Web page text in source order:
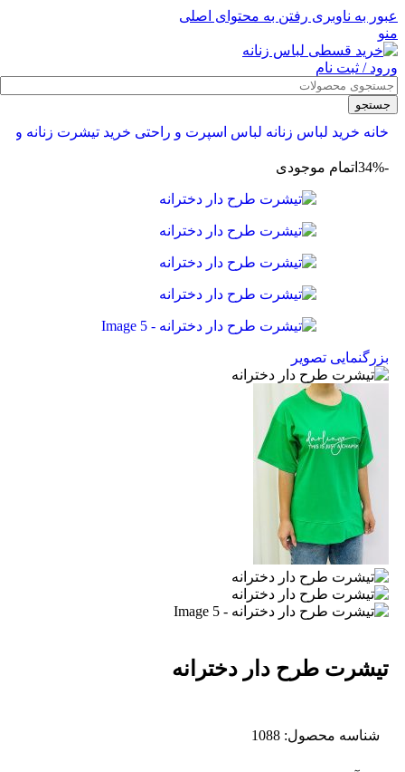
عبور به ناوبری رفتن به محتوای اصلی
منو
ورود / ثبت نام
جستجو
خانه خرید لباس زنانه لباس اسپرت و راحتی خرید تیشرت زنانه و
-34% اتمام موجودی
بزرگنمایی تصویر
تیشرت طرح دار دخترانه
شناسه محصول: 1088